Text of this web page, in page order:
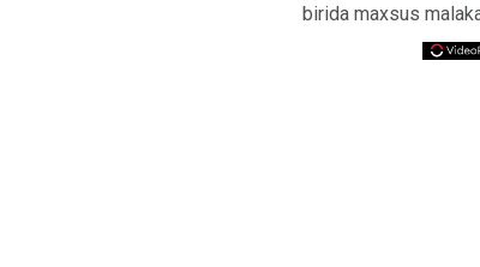
birida maxsus